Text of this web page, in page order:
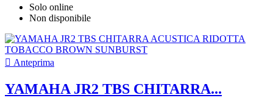
Solo online
Non disponibile
 Anteprima
YAMAHA JR2 TBS CHITARRA...